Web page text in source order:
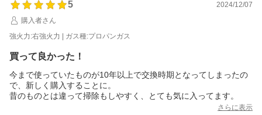
5
2024/12/07
購入者さん
強火力:右強火力 | ガス種:プロパンガス
買って良かった！
今まで使っていたものが10年以上で交換時期となってしまったの
で、新しく購入することに。
昔のものとは違って掃除もしやすく、とても気に入ってます。
さらに表示